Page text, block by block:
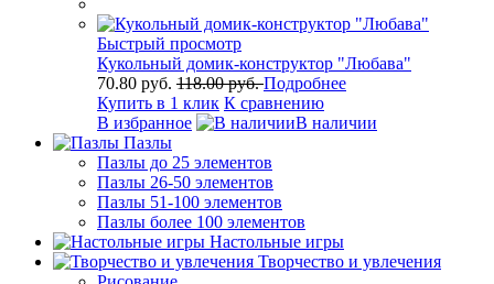
Быстрый просмотр
Кукольный домик-конструктор "Любава"
70.80 руб. 118.00 руб.Подробнее
Купить в 1 клик К сравнению
В избранное
В наличии
Пазлы
Пазлы до 25 элементов
Пазлы 26-50 элементов
Пазлы 51-100 элементов
Пазлы более 100 элементов
Настольные игры
Творчество и увлечения